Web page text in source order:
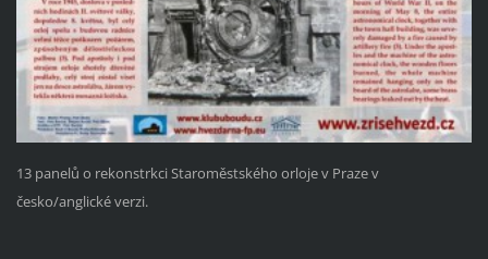
13 panelů o rekonstrkci Staroměstského orloje v Praze v
česko/anglické verzi.